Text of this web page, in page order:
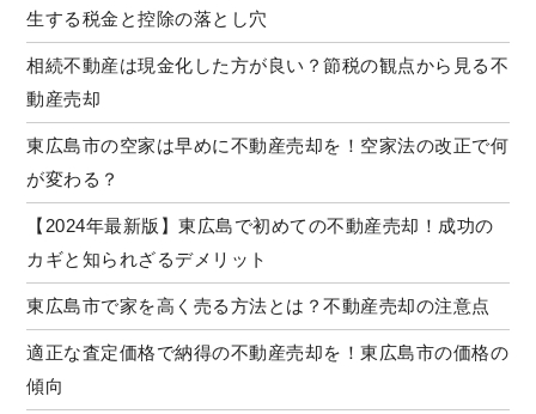
生する税金と控除の落とし穴
相続不動産は現金化した方が良い？節税の観点から見る不
動産売却
東広島市の空家は早めに不動産売却を！空家法の改正で何
が変わる？
【2024年最新版】東広島で初めての不動産売却！成功の
カギと知られざるデメリット
東広島市で家を高く売る方法とは？不動産売却の注意点
適正な査定価格で納得の不動産売却を！東広島市の価格の
傾向